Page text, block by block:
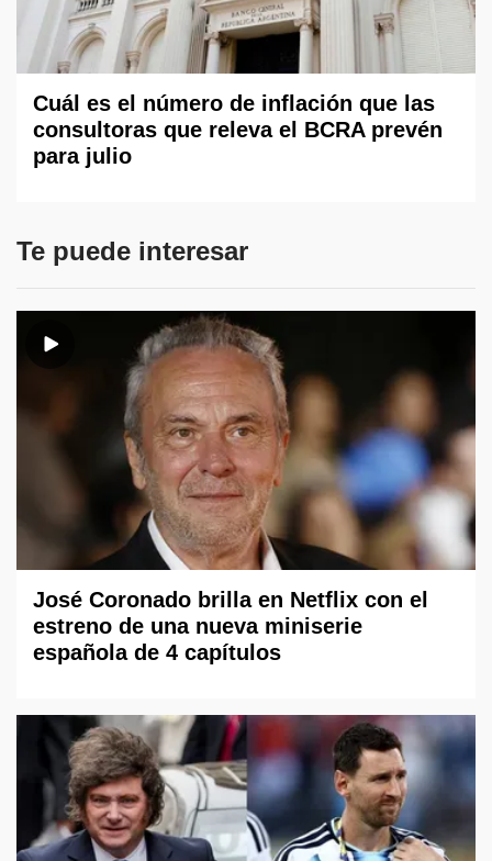
Cuál es el número de inflación que las
consultoras que releva el BCRA prevén
para julio
Te puede interesar
José Coronado brilla en Netflix con el
estreno de una nueva miniserie
española de 4 capítulos